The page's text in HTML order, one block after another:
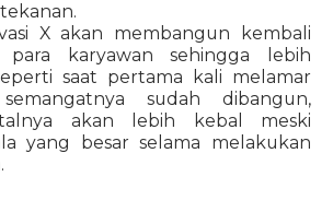
X akan membangun kembali
para karyawan sehingga lebih
saat pertama kali melamar
sudah dibangun,
akan lebih kebal meski
yang besar selama melakukan